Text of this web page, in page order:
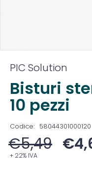
PIC Solution
Bisturi
10 pezzi
Codice: 58044301000120
€5,49 €
+ 22% IVA